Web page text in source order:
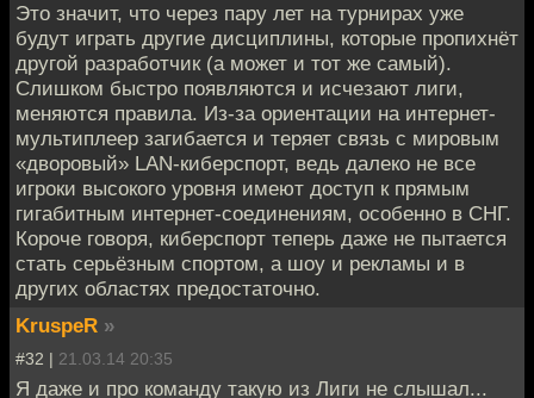
Это значит, что через пару лет на турнирах уже
будут играть другие дисциплины, которые пропихнёт
другой разработчик (а может и тот же самый).
Слишком быстро появляются и исчезают лиги,
меняются правила. Из-за ориентации на интернет-
мультиплеер загибается и теряет связь с мировым
«дворовый» LAN-киберспорт, ведь далеко не все
игроки высокого уровня имеют доступ к прямым
гигабитным интернет-соединениям, особенно в СНГ.
Короче говоря, киберспорт теперь даже не пытается
стать серьёзным спортом, а шоу и рекламы и в
других областях предостаточно.
KruspeR »
#32 | 21.03.14 20:35
Я даже и про команду такую из Лиги не слышал...